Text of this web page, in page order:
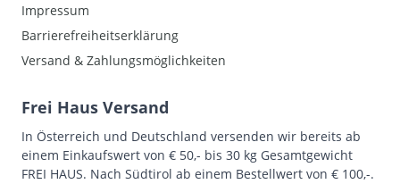
Impressum
Barrierefreiheitserklärung
Versand & Zahlungsmöglichkeiten
Frei Haus Versand
In Österreich und Deutschland versenden wir bereits ab
einem Einkaufswert von € 50,- bis 30 kg Gesamtgewicht
FREI HAUS. Nach Südtirol ab einem Bestellwert von € 100,-.